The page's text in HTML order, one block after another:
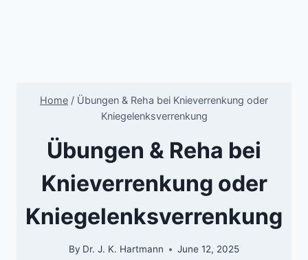
Home / Übungen & Reha bei Knieverrenkung oder
Kniegelenksverrenkung
Übungen & Reha bei
Knieverrenkung oder
Kniegelenksverrenkung
By Dr. J. K. Hartmann June 12, 2025